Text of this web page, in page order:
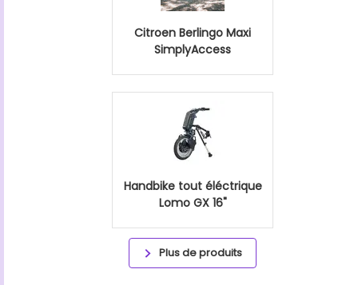
Citroen Berlingo Maxi
SimplyAccess
Handbike tout éléctrique
Lomo GX 16"
Plus de produits